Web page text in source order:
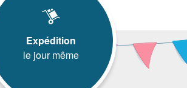
Expédition
le jour même